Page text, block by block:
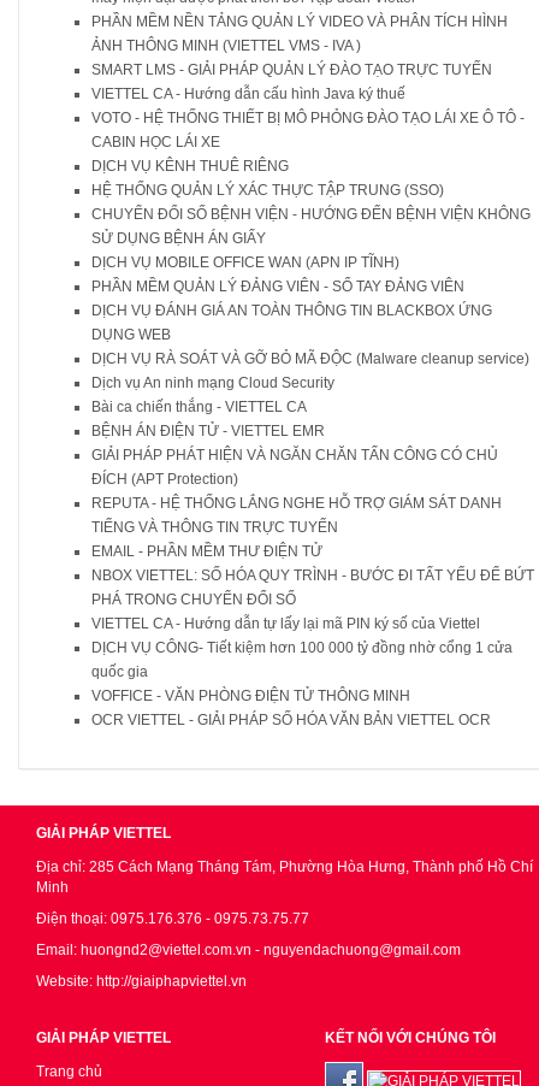
PHẦN MỀM NỀN TẢNG QUẢN LÝ VIDEO VÀ PHÂN TÍCH HÌNH
ẢNH THÔNG MINH (VIETTEL VMS - IVA )
SMART LMS - GIẢI PHÁP QUẢN LÝ ĐÀO TẠO TRỰC TUYẾN
VIETTEL CA - Hướng dẫn cấu hình Java ký thuế
VOTO - HỆ THỐNG THIẾT BỊ MÔ PHỎNG ĐÀO TẠO LÁI XE Ô TÔ -
CABIN HỌC LÁI XE
DỊCH VỤ KÊNH THUÊ RIÊNG
HỆ THỐNG QUẢN LÝ XÁC THỰC TẬP TRUNG (SSO)
CHUYỂN ĐỔI SỐ BỆNH VIỆN - HƯỚNG ĐẾN BỆNH VIỆN KHÔNG
SỬ DỤNG BỆNH ÁN GIẤY
DỊCH VỤ MOBILE OFFICE WAN (APN IP TĨNH)
PHẦN MỀM QUẢN LÝ ĐẢNG VIÊN - SỔ TAY ĐẢNG VIÊN
DỊCH VỤ ĐÁNH GIÁ AN TOÀN THÔNG TIN BLACKBOX ỨNG
DỤNG WEB
DỊCH VỤ RÀ SOÁT VÀ GỠ BỎ MÃ ĐỘC (Malware cleanup service)
Dịch vụ An ninh mạng Cloud Security
Bài ca chiến thắng - VIETTEL CA
BỆNH ÁN ĐIỆN TỬ - VIETTEL EMR
GIẢI PHÁP PHÁT HIỆN VÀ NGĂN CHĂN TẤN CÔNG CÓ CHỦ
ĐÍCH (APT Protection)
REPUTA - HỆ THỐNG LẮNG NGHE HỖ TRỢ GIÁM SÁT DANH
TIẾNG VÀ THÔNG TIN TRỰC TUYẾN
EMAIL - PHẦN MỀM THƯ ĐIỆN TỬ
NBOX VIETTEL: SỐ HÓA QUY TRÌNH - BƯỚC ĐI TẤT YẾU ĐỂ BỨT
PHÁ TRONG CHUYỂN ĐỔI SỐ
VIETTEL CA - Hướng dẫn tự lấy lại mã PIN ký số của Viettel
DỊCH VỤ CÔNG- Tiết kiệm hơn 100 000 tỷ đồng nhờ cổng 1 cửa
quốc gia
VOFFICE - VĂN PHÒNG ĐIỆN TỬ THÔNG MINH
OCR VIETTEL - GIẢI PHÁP SỐ HÓA VĂN BẢN VIETTEL OCR
GIẢI PHÁP VIETTEL
Địa chỉ: 285 Cách Mạng Tháng Tám, Phường Hòa Hưng, Thành phố Hồ Chí
Minh
Điện thoại: 0975.176.376 - 0975.73.75.77
Email: huongnd2@viettel.com.vn - nguyendachuong@gmail.com
Website: http://giaiphapviettel.vn
GIẢI PHÁP VIETTEL
Trang chủ
KẾT NỐI VỚI CHÚNG TÔI